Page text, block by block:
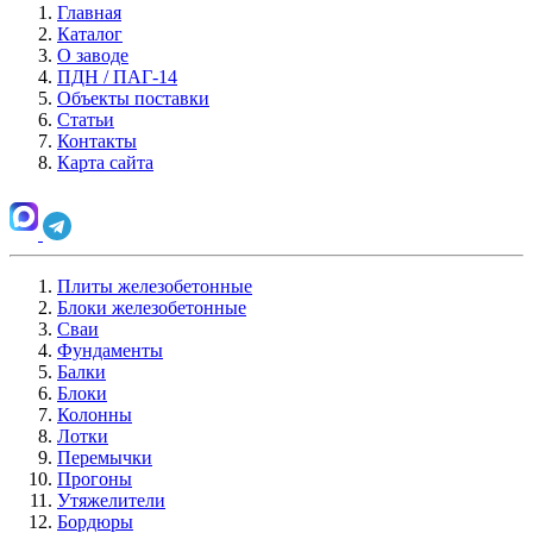
Главная
Каталог
О заводе
ПДН / ПАГ-14
Объекты поставки
Статьи
Контакты
Карта сайта
Плиты железобетонные
Блоки железобетонные
Сваи
Фундаменты
Балки
Блоки
Колонны
Лотки
Перемычки
Прогоны
Утяжелители
Бордюры